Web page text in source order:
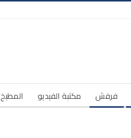
فرفش مكتبة الفيديو المطبخ